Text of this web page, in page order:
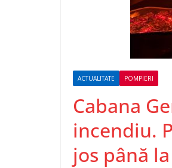
ACTUALITATE POMPIERI
Cabana
incendiu.
jos până